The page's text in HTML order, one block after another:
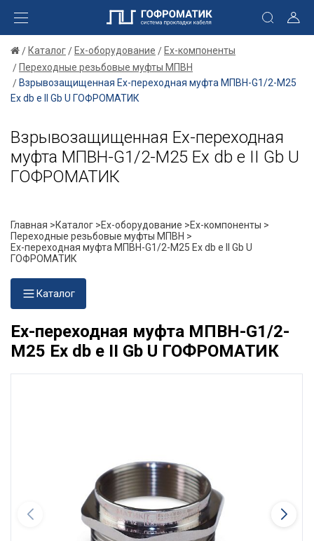
Каталог Ex-оборудование
Ex-компоненты
Переходные резьбовые муфты МПВН
Взрывозащищенная Ex-переходная муфта МПВН-G1/2-М25
Ех db e II Gb U ГОФРОМАТИК
Взрывозащищенная Ex-переходная
муфта МПВН-G1/2-М25 Ех db e II Gb U
ГОФРОМАТИК
Главная >Каталог >Ex-оборудование >Ex-компоненты >
Переходные резьбовые муфты МПВН >
Ex-переходная муфта МПВН-G1/2-М25 Ех db e II Gb U
ГОФРОМАТИК
Каталог
Ex-переходная муфта МПВН-G1/2-
М25 Ех db e II Gb U ГОФРОМАТИК